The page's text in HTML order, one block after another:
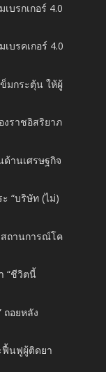
บรกเกอร์ 4.0
บรคเกอร์ 4.0
มกระตุ้น ให้ผู้
งราชอิสริยาภ
านเศรษฐกิจ
“บริษัท (ไม่)
สถานการณ์โค
“ชีวิตนี้
ถอยหลัง
ฟื้นฟูผู้ติดยา